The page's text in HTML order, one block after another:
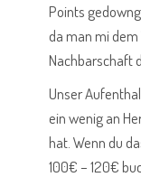
Points
da man mi
Nachbarschaft
Unser
ein wenig an
hat. Wenn du
100€ – 120€